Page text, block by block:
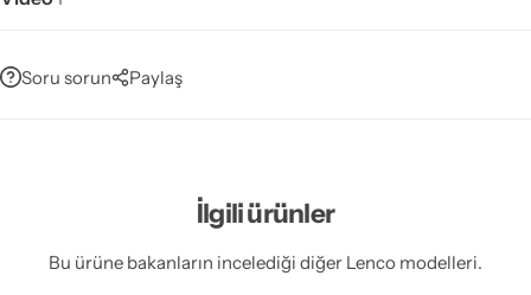
Soru sorun Paylaş
İlgili ürünler
Bu ürüne bakanların incelediği diğer Lenco modelleri.